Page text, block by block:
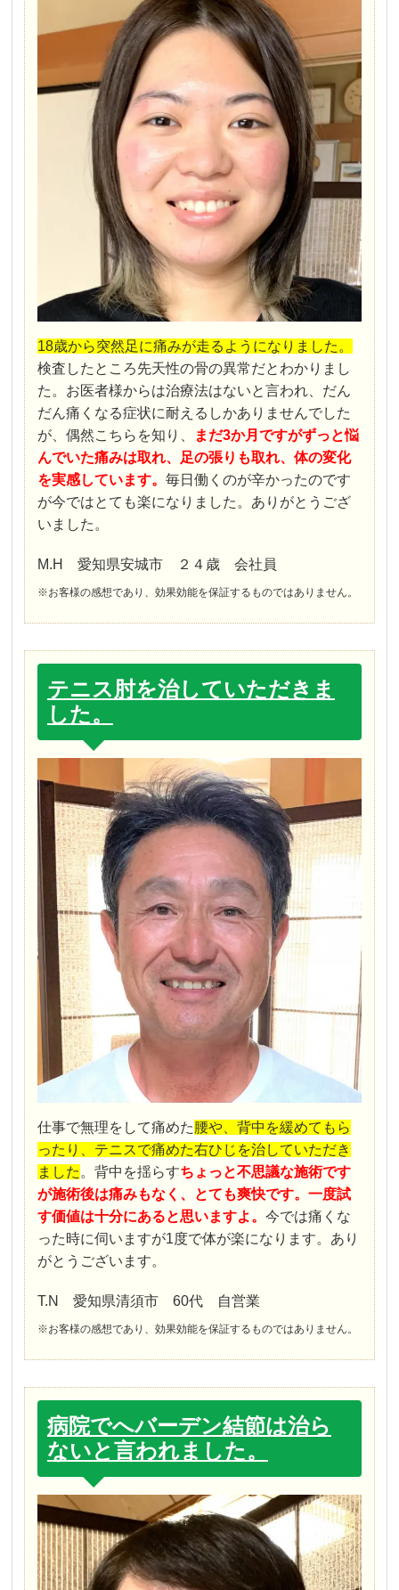
18歳から突然足に痛みが走るようになりました。
検査したところ先天性の骨の異常だとわかりまし
た。お医者様からは治療法はないと言われ、だん
だん痛くなる症状に耐えるしかありませんでした
が、偶然こちらを知り、
まだ3か月ですがずっと悩
んでいた痛みは取れ、足の張りも取れ、体の変化
を実感しています。毎日働くのが辛かったのです
が今ではとても楽になりました。ありがとうござ
いました。
M.H 愛知県安城市 ２４歳 会社員
※お客様の感想であり、効果効能を保証するものではありません。
テニス肘を治していただきま
した。
仕事で無理をして痛めた腰や、背中を緩めてもら
ったり、テニスで痛めた右ひじを治していただき
ました 。背中を揺らすちょっと不思議な施術です
が施術後は痛みもなく、とても爽快です。一度試
す価値は十分にあると思いますよ。今では痛くな
った時に伺いますが1度で体が楽になります。あり
がとうございます。
T.N 愛知県清須市 60代 自営業
※お客様の感想であり、効果効能を保証するものではありません。
病院でへバーデン結節は治ら
ないと言われました。